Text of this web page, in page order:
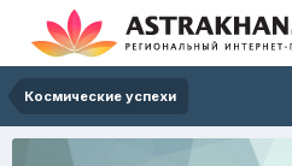
Космические успехи